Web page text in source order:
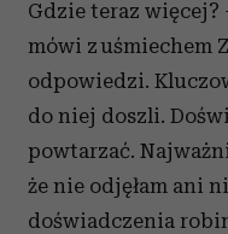
Gdzie teraz więcej?
mówi z uśmiechem
odpowiedzi.
do niej doszli.
powtarzać.
że nie odjęłam ani
doświadczenia